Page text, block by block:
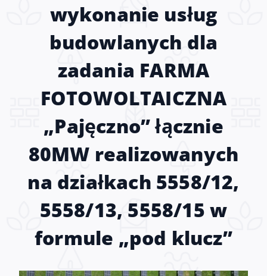
5558/13, 5558/15 w
formule „pod klucz”
wykonanie usług
budowlanych dla
zadania FARMA
FOTOWOLTAICZNA
„Pajęczno” łącznie
80MW realizowanych
na działkach 5558/12,
5558/13, 5558/15 w
formule „pod klucz”